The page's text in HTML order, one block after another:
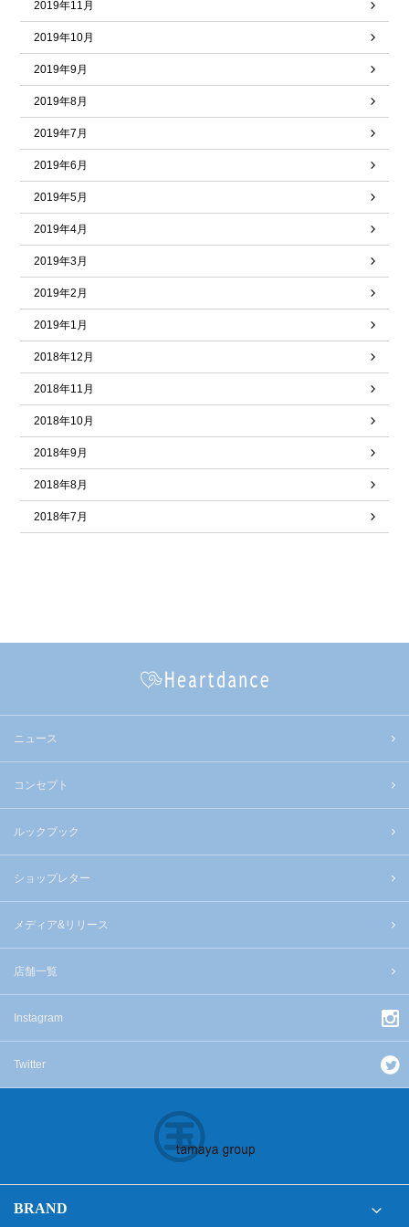
2019年11月
2019年10月
2019年9月
2019年8月
2019年7月
2019年6月
2019年5月
2019年4月
2019年3月
2019年2月
2019年1月
2018年12月
2018年11月
2018年10月
2018年9月
2018年8月
2018年7月
ニュース
コンセプト
ルックブック
ショップレター
メディア&リリース
店舗一覧
Instagram
Twitter
BRAND